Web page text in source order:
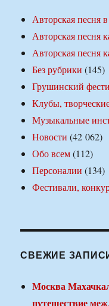
Авторская песня
Авторская песня
Авторская песня
Без рубрики (145)
Грушинский
Клубы,
Музыкальные
Новости (42 062)
Обо всем(112)
Персоналии (134)
Фестивали,
СВЕЖИЕ
Москва
путешествие